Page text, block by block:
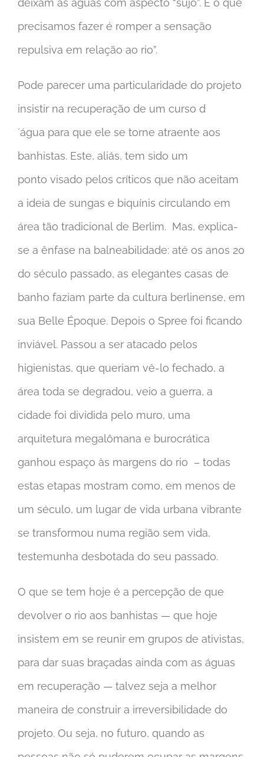
deixam as águas com aspecto “sujo”. E o que
precisamos fazer é romper a sensação
repulsiva em relação ao rio”.
Pode parecer uma particularidade do projeto
insistir na recuperação de um curso d
´água para que ele se torne atraente aos
banhistas. Este, aliás, tem sido um
ponto visado pelos críticos que não aceitam
a ideia de sungas e biquínis circulando em
área tão tradicional de Berlim. Mas, explica-
se a ênfase na balneabilidade: até os anos 20
do século passado, as elegantes casas de
banho faziam parte da cultura berlinense, em
sua Belle Époque. Depois o Spree foi ficando
inviável. Passou a ser atacado pelos
higienistas, que queriam vê-lo fechado, a
área toda se degradou, veio a guerra, a
cidade foi dividida pelo muro, uma
arquitetura megalômana e burocrática
ganhou espaço às margens do rio – todas
estas etapas mostram como, em menos de
um século, um lugar de vida urbana vibrante
se transformou numa região sem vida,
testemunha desbotada do seu passado.
O que se tem hoje é a percepção de que
devolver o rio aos banhistas — que hoje
insistem em se reunir em grupos de ativistas,
para dar suas braçadas ainda com as águas
em recuperação — talvez seja a melhor
maneira de construir a irreversibilidade do
projeto. Ou seja, no futuro, quando as